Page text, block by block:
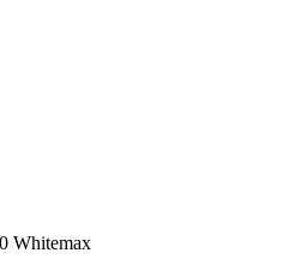
Whitemax